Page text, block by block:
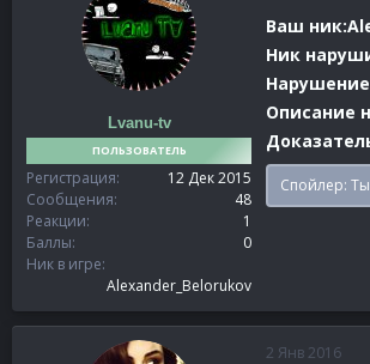
л
а
Lvanu-tv
ПОЛЬЗОВАТЕЛЬ
Регистрация
12 Дек 2015
Сообщения
48
Реакции
1
Баллы
0
Ник в игре
Alexander_Belorukov
Ваш
Ник
Описание
Спойлер:
2 Янв 2016